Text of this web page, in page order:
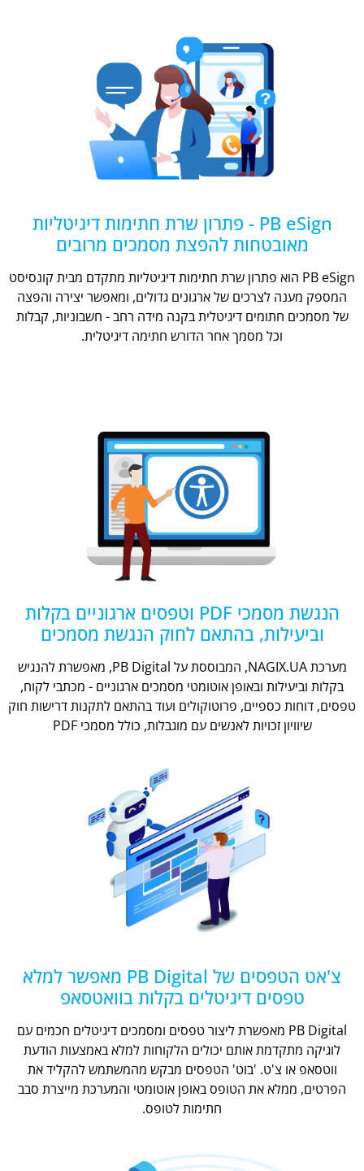
PB eSign - פתרון שרת חתימות דיגיטליות
מאובטחות להפצת מסמכים מרובים
PB eSign הוא פתרון שרת חתימות דיגיטליות מתקדם מבית קונסיסט
המספק מענה לצרכים של ארגונים גדולים, ומאפשר יצירה והפצה
של מסמכים חתומים דיגיטלית בקנה מידה רחב - חשבוניות, קבלות
וכל מסמך אחר הדורש חתימה דיגיטלית.
הנגשת מסמכי PDF וטפסים ארגוניים בקלות
וביעילות, בהתאם לחוק הנגשת מסמכים
מערכת NAGIX.UA, המבוססת על PB Digital, מאפשרת להנגיש
בקלות וביעילות ובאופן אוטומטי מסמכים ארגוניים - מכתבי לקוח,
טפסים, דוחות כספיים, פרוטוקולים ועוד בהתאם לתקנות דרישות חוק
שיוויון זכויות לאנשים עם מוגבלות, כולל מסמכי PDF
צ'אט הטפסים של PB Digital מאפשר למלא
טפסים דיגיטלים בקלות בוואטסאפ
PB Digital מאפשרת ליצור טפסים ומסמכים דיגיטלים חכמים עם
לוגיקה מתקדמת אותם יכולים הלקוחות למלא באמצעות הודעת
ווטסאפ או צ'ט. 'בוט' הטפסים מבקש מהמשתמש להקליד את
הפרטים, ממלא את הטופס באופן אוטומטי והמערכת מייצרת סבב
חתימות לטופס.